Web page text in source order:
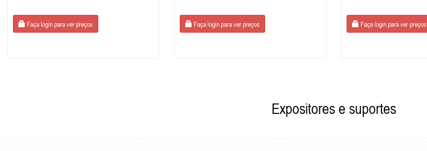
Faça login para ver preços Faça login para ver preços Faça login para ver preços
Expositores e suportes